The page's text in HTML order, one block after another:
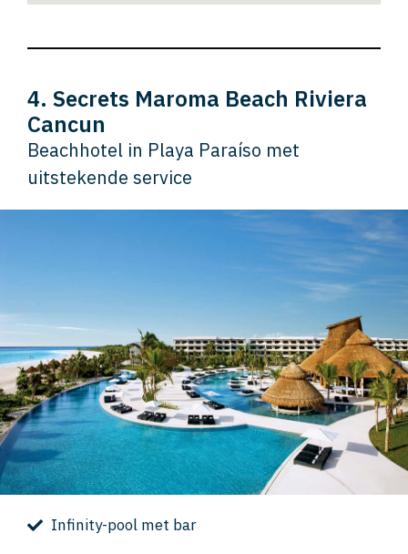
4. Secrets Maroma Beach Riviera
Cancun
Beachhotel in Playa Paraíso met
uitstekende service
Infinity-pool met bar